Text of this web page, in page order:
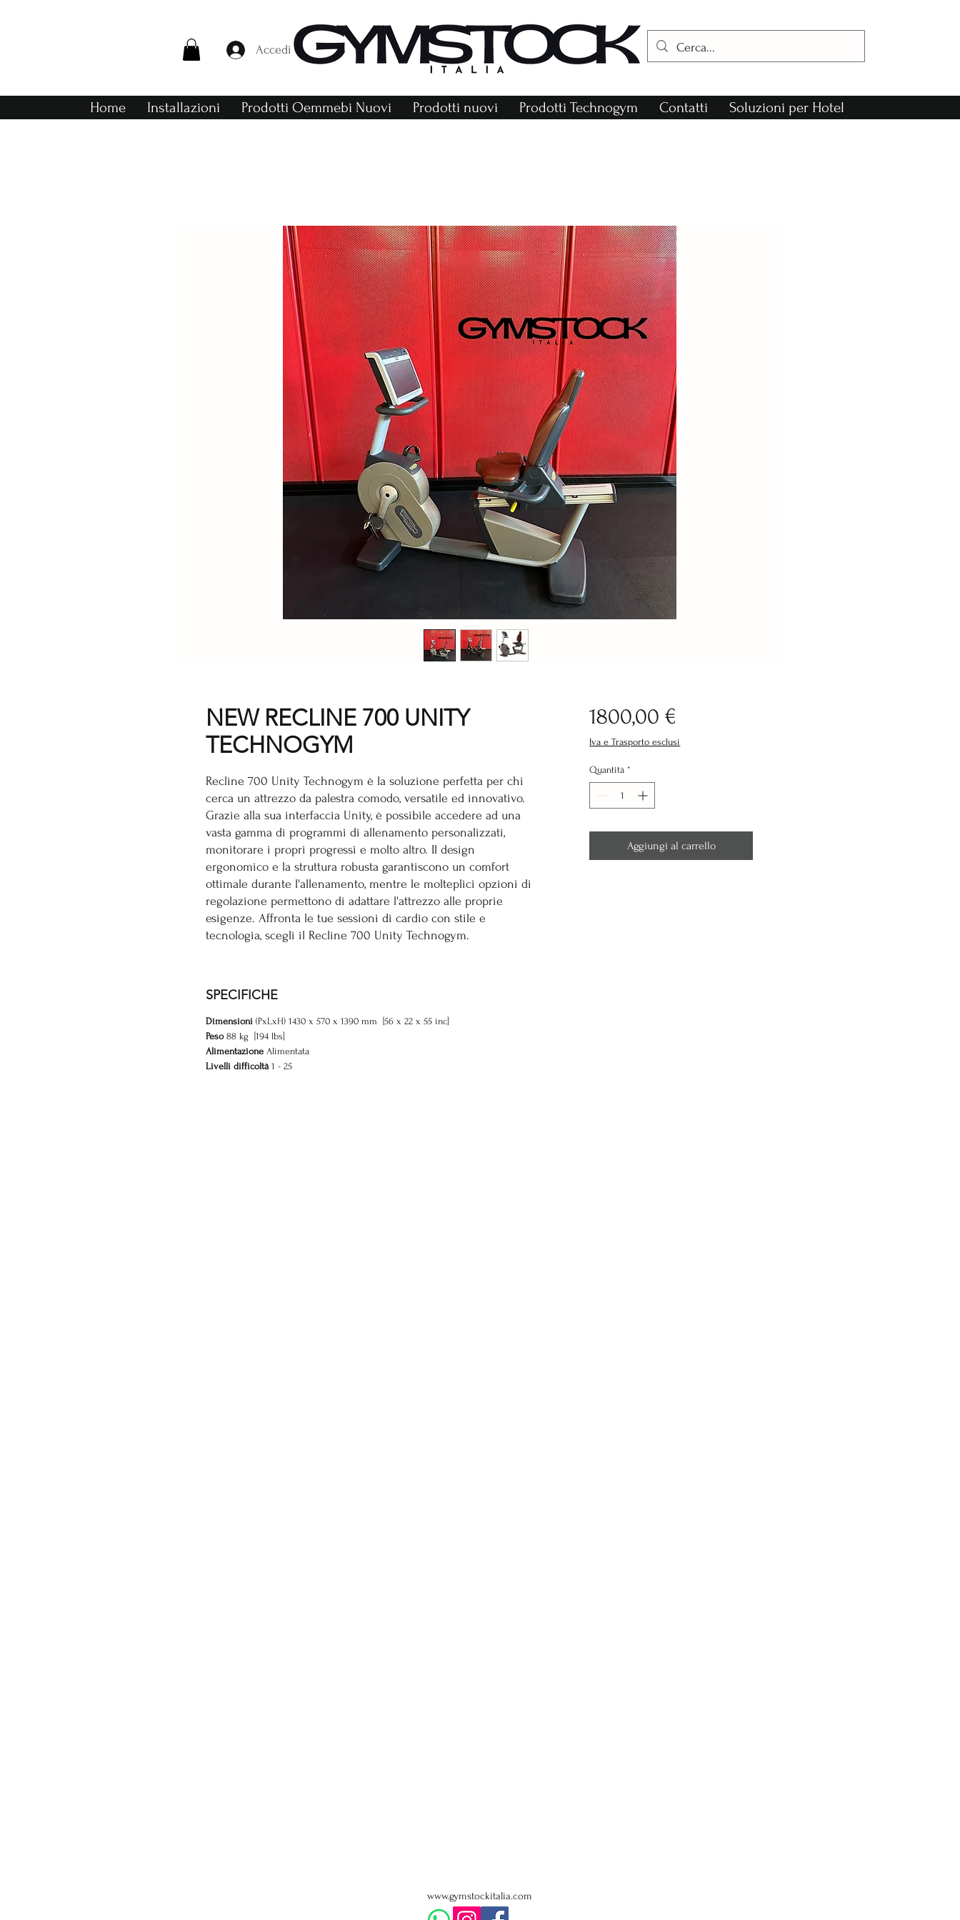
Accedi
Home Installazioni Prodotti Oemmebi Nuovi Prodotti nuovi Prodotti Technogym Contatti Soluzioni per Hotel
NEW RECLINE 700 UNITY
TECHNOGYM
Recline 700 Unity Technogym è la soluzione perfetta per chi
cerca un attrezzo da palestra comodo, versatile ed innovativo.
Grazie alla sua interfaccia Unity, è possibile accedere ad una
vasta gamma di programmi di allenamento personalizzati,
monitorare i propri progressi e molto altro. Il design
ergonomico e la struttura robusta garantiscono un comfort
ottimale durante l'allenamento, mentre le molteplici opzioni di
regolazione permettono di adattare l'attrezzo alle proprie
esigenze. Affronta le tue sessioni di cardio con stile e
tecnologia, scegli il Recline 700 Unity Technogym.
SPECIFICHE
Dimensioni (PxLxH) 1430 x 570 x 1390 mm [56 x 22 x 55 inc]
Peso88 kg [194 lbs]
Alimentazione Alimentata
Livelli difficoltà 1 - 25
1800,00 €
Iva e Trasporto esclusi
Quantità *
Aggiungi al carrello
www.gymstockitalia.com